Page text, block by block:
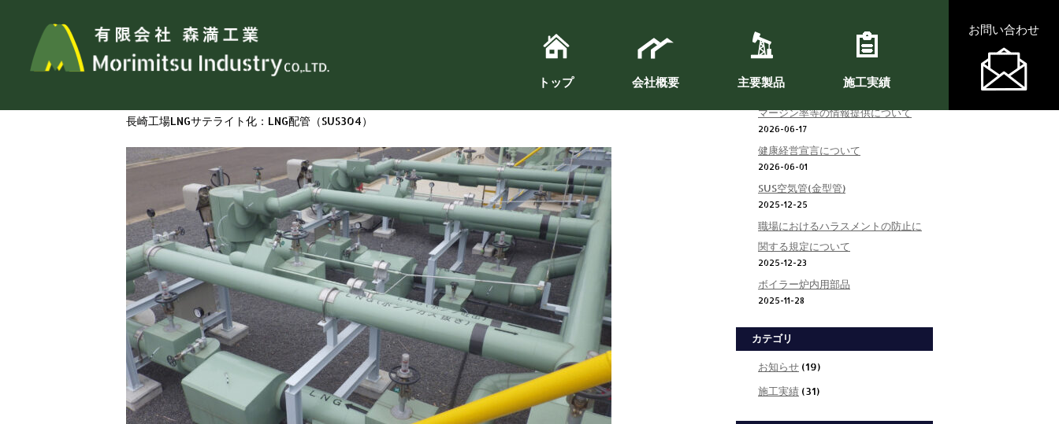
トップ 会社概要 主要製品 施工実績
お問い合わせ
トップページ >施工実績 > 西部ガス長崎（株）
施工実績 2021年4月12日
長崎工場LNGサテライト化：LNG配管（SUS304）
最近の投稿
マージン率等の情報提供について
2026-06-17
健康経営宣言について
2026-06-01
SUS空気管(金型管)
2025-12-25
職場におけるハラスメントの防止に
関する規定について
2025-12-23
ボイラー炉内用部品
2025-11-28
カテゴリ
お知らせ (19)
施工実績 (31)